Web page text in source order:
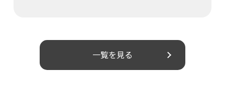
一覧を見る